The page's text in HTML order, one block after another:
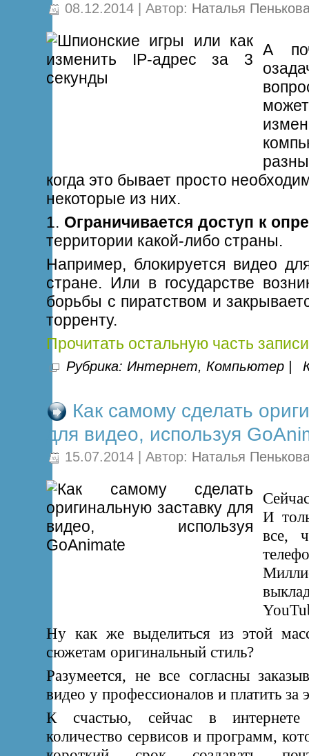
08.12.2014 | Автор: Наталья
А
когда это бывает просто
некоторые из них.
1. Ограничивается доступ к
территории какой-либо страны.
Например, блокируется видео
стране. Или в государстве
борьбы с пиратством и
торренту.
Прочитать остальную часть
Рубрика: Интернет, Компьютер
Как самому сделать
для видео, используя
15.07.2014 | Автор: Наталья
И
все,
Ну как же выделиться из этой
сюжетам оригинальный стиль?
Разумеется, не все согласны
видео у профессионалов и платить за
К счастью, сейчас в интернете
количество сервисов и программ,